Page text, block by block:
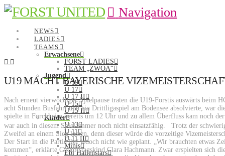
Navigation
NEWS
LADIES
TEAMS
Erwachsene
FORST LADIES
TEAM „ZWOA“
Jugend
U 19
U 17
U 17 II
U 15
U 15 II
Kinder
U 13
U 11
U 11 II
Minis
Ebi Hallenstars
U19 MACHT BAYERISCHE
Nach erneut vierwöchiger Spielpause traten die U19-Forstis auswärts beim
acht Stunden Busfahrt und ein Drittligaspiel am Bodensee absolvierte, war
spielte in Forchheim bereits um 12 Uhr und zu allem Überfluss kam noch
war auch in diesem Spiel immer noch nicht einsatzfähig. Trotz der
Zweifel an einem Sieg lassen, denn dieser würde die vorzeitige
Der Start in die Partie lief jedoch nicht wie geplant. „Wir brauchten etwas
kommen“, erklärte Geburtstagskind Clara Hachmann. Zwar erspielten sich